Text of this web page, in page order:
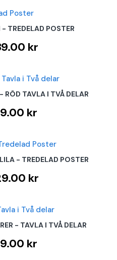
TREDELAD POSTER
kr
RÖD TAVLA I TVÅ DELAR
kr
- TREDELAD POSTER
kr
- TAVLA I TVÅ DELAR
kr